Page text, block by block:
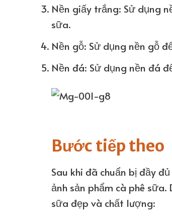
Nền giấy trắng: Sử dụng
sữa.
Nền gỗ: Sử dụng nền gỗ
Nền đá: Sử dụng nền đá
Bước tiếp theo
Sau khi đã chuẩn bị đầy
ảnh sản phẩm cà phê
sữa đẹp và chất lượng: